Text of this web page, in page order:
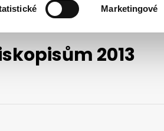
Marketingové
2013